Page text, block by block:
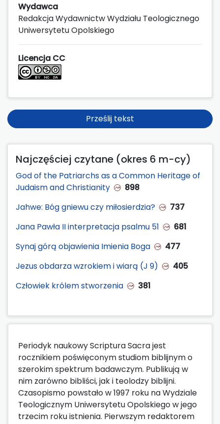
Wydawca
Redakcja Wydawnictw Wydziału Teologicznego
Uniwersytetu Opolskiego
Licencja CC
Prześlij tekst
Najczęściej czytane (okres 6 m-cy)
God of the Patriarchs as a Common Heritage of
Judaism and Christianity
898
Jahwe: Bóg gniewu czy miłosierdzia?
737
Jana Pawła II interpretacja psalmu 51
681
Synaj górą objawienia Imienia Boga
477
Jezus obdarza wzrokiem i wiarą (J 9)
405
Człowiek królem stworzenia
381
Periodyk naukowy Scriptura Sacra jest
rocznikiem poświęconym studiom biblijnym o
szerokim spektrum badawczym. Publikują w
nim zarówno bibliści, jak i teolodzy biblijni.
Czasopismo powstało w 1997 roku na Wydziale
Teologicznym Uniwersytetu Opolskiego w jego
trzecim roku istnienia. Pierwszym redaktorem